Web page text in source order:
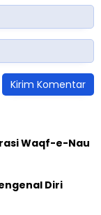
Waqf-e-Nau
Diri